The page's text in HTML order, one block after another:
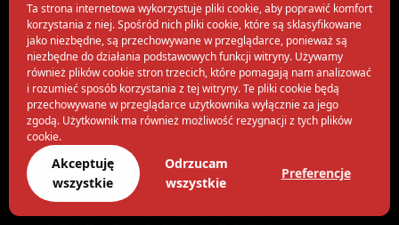
Ta strona internetowa wykorzystuje pliki cookie, aby poprawić komfort
korzystania z niej. Spośród nich pliki cookie, które są sklasyfikowane
jako niezbędne, są przechowywane w przeglądarce, ponieważ są
niezbędne do działania podstawowych funkcji witryny. Używamy
również plików cookie stron trzecich, które pomagają nam analizować
i rozumieć sposób korzystania z tej witryny. Te pliki cookie będą
przechowywane w przeglądarce użytkownika wyłącznie za jego
zgodą. Użytkownik ma również możliwość rezygnacji z tych plików
cookie.
Akceptuję
wszystkie
Odrzucam
wszystkie
Preferencje